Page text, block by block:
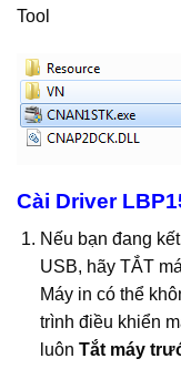
Tool
Cài Driver
Nếu bạn đang
USB, hãy TẮT
Máy in có thể
trình điều khiển
luôn Tắt máy